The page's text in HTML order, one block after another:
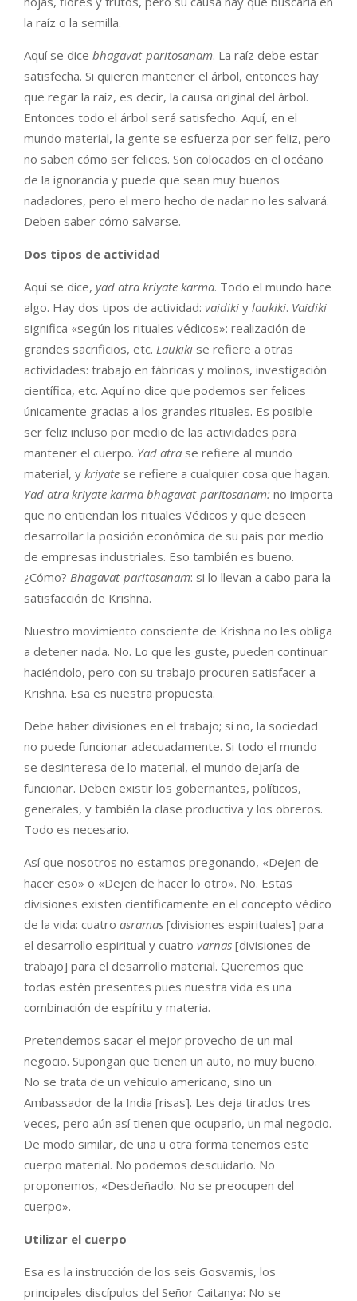
la raíz o la semilla.
Aquí se dice bhagavat-paritosanam. La raíz debe estar
satisfecha. Si quieren mantener el árbol, entonces hay
que regar la raíz, es decir, la causa original del árbol.
Entonces todo el árbol será satisfecho. Aquí, en el
mundo material, la gente se esfuerza por ser feliz, pero
no saben cómo ser felices. Son colocados en el océano
de la ignorancia y puede que sean muy buenos
nadadores, pero el mero hecho de nadar no les salvará.
Deben saber cómo salvarse.
Dos tipos de actividad
Aquí se dice, yad atra kriyate karma. Todo el mundo hace
algo. Hay dos tipos de actividad: vaidiki y laukiki. Vaidiki
significa «según los rituales védicos»: realización de
grandes sacrificios, etc. Laukiki se refiere a otras
actividades: trabajo en fábricas y molinos, investigación
científica, etc. Aquí no dice que podemos ser felices
únicamente gracias a los grandes rituales. Es posible
ser feliz incluso por medio de las actividades para
mantener el cuerpo. Yad atra se refiere al mundo
material, y kriyate se refiere a cualquier cosa que hagan.
Yad atra kriyate karma bhagavat-paritosanam: no importa
que no entiendan los rituales Védicos y que deseen
desarrollar la posición económica de su país por medio
de empresas industriales. Eso también es bueno.
¿Cómo? Bhagavat-paritosanam: si lo llevan a cabo para la
satisfacción de Krishna.
Nuestro movimiento consciente de Krishna no les obliga
a detener nada. No. Lo que les guste, pueden continuar
haciéndolo, pero con su trabajo procuren satisfacer a
Krishna. Esa es nuestra propuesta.
Debe haber divisiones en el trabajo; si no, la sociedad
no puede funcionar adecuadamente. Si todo el mundo
se desinteresa de lo material, el mundo dejaría de
funcionar. Deben existir los gobernantes, políticos,
generales, y también la clase productiva y los obreros.
Todo es necesario.
Así que nosotros no estamos pregonando, «Dejen de
hacer eso» o «Dejen de hacer lo otro». No. Estas
divisiones existen científicamente en el concepto védico
de la vida: cuatro asramas [divisiones espirituales] para
el desarrollo espiritual y cuatro varnas [divisiones de
trabajo] para el desarrollo material. Queremos que
todas estén presentes pues nuestra vida es una
combinación de espíritu y materia.
Pretendemos sacar el mejor provecho de un mal
negocio. Supongan que tienen un auto, no muy bueno.
No se trata de un vehículo americano, sino un
Ambassador de la India [risas]. Les deja tirados tres
veces, pero aún así tienen que ocuparlo, un mal negocio.
De modo similar, de una u otra forma tenemos este
cuerpo material. No podemos descuidarlo. No
proponemos, «Desdeñadlo. No se preocupen del
cuerpo».
Utilizar el cuerpo
Esa es la instrucción de los seis Gosvamis, los
principales discípulos del Señor Caitanya: No se